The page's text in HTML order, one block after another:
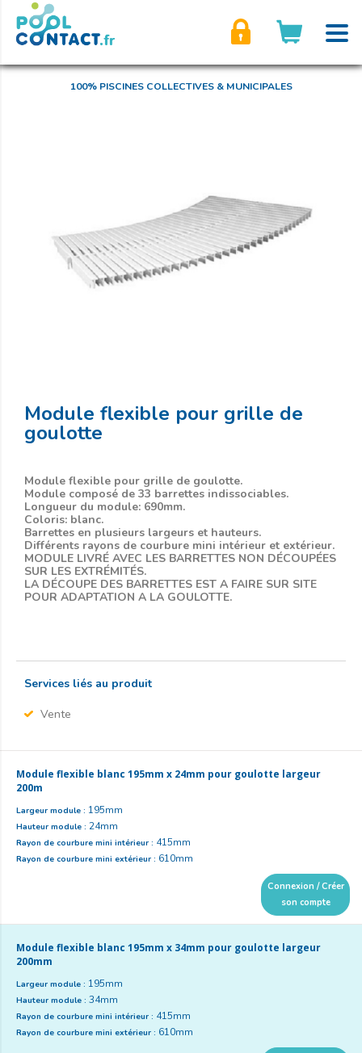
100% PISCINES COLLECTIVES & MUNICIPALES
Module flexible pour grille de
goulotte
Module flexible pour grille de goulotte.
Module composé de 33 barrettes indissociables.
Longueur du module: 690mm.
Coloris: blanc.
Barrettes en plusieurs largeurs et hauteurs.
Différents rayons de courbure mini intérieur et extérieur.
MODULE LIVRÉ AVEC LES BARRETTES NON DÉCOUPÉES
SUR LES EXTRÉMITÉS.
LA DÉCOUPE DES BARRETTES EST A FAIRE SUR SITE
POUR ADAPTATION A LA GOULOTTE.
Services liés au produit
Vente
Module flexible blanc 195mm x 24mm pour goulotte largeur
200m
Largeur module : 195mm
Hauteur module : 24mm
Rayon de courbure mini intérieur : 415mm
Rayon de courbure mini extérieur : 610mm
Connexion / Créer
son compte
Module flexible blanc 195mm x 34mm pour goulotte largeur
200mm
Largeur module : 195mm
Hauteur module : 34mm
Rayon de courbure mini intérieur : 415mm
Rayon de courbure mini extérieur : 610mm